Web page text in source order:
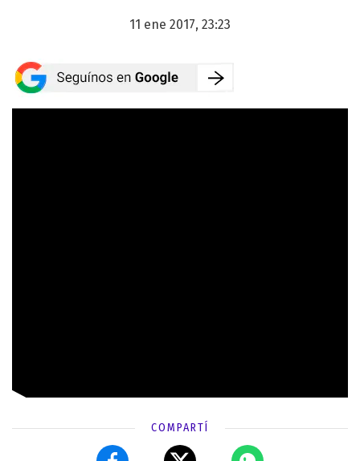
11 ene 2017, 23:23
COMPARTÍ